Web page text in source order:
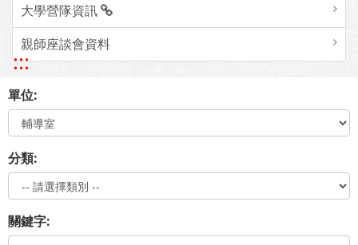
大學營隊資訊
親師座談會資料
:::
單位:
分類:
關鍵字: